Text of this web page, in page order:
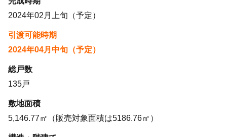
2024年02月上旬（予定）
引渡可能時期
2024年04月中旬（予定）
総戸数
135戸
敷地面積
5,146.77㎡（販売対象面積は5186.76㎡）